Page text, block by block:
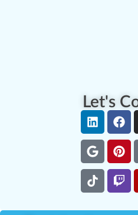
Let's